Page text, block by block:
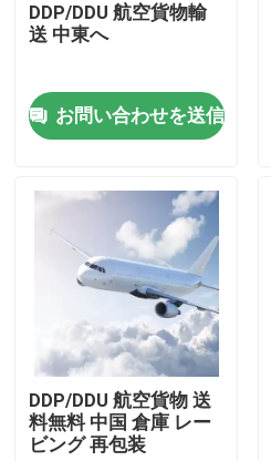
ビデオ
わたしたち に つい て
工場 ツアー
DDP/DDU 航空貨物輸
送 中東へ
お問い合わせを送信
DDP/DDU 航空貨物 送
料無料 中国 倉庫 レー
ビング 再包装